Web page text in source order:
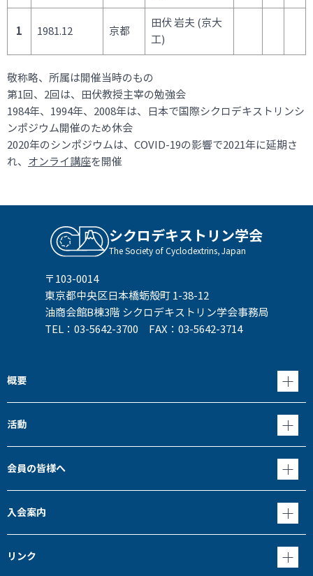
1 1981.12 京都
田伏 岩夫 (京大
工)
敬称略、所属は開催当時のもの
第1回、2回は、田伏教授主宰の勉強会
1984年、1994年、2008年は、日本で国際シクロデキストリンシ
ンポジウム開催のため休会
2020年のシンポジウムは、COVID-19の影響で2021年に延期さ
れ、 オンライ講座を開催
シクロデキストリン学会
The Society of Cyclodextrins, Japan
〒103-0014
東京都中央区日本橋蛎殻町 1-38-12
油商会館B棟3階 シクロデキストリン学会事務局
TEL：03-5642-3700 FAX：03-5642-3714
概要
活動
会員の皆様へ
入会案内
リンク